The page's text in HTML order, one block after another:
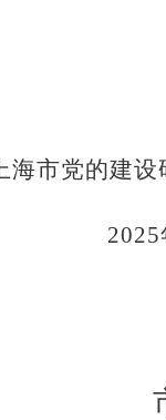
的建设研
25